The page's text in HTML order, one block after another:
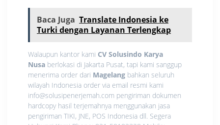
Baca Juga Translate Indonesia ke
Turki dengan Layanan Terlengkap
Walaupun kantor kami CV Solusindo Karya
Nusa berlokasi di Jakarta Pusat, tapi kami sanggup
menerima order dari Magelang bahkan seluruh
wilayah Indonesia order via email resmi kami
info@solusipenerjemah.com pengiriman dokumen
hardcopy hasil terjemahnya menggunakan jasa
pengiriman TIKI, JNE, POS Indonesia dll. Segera